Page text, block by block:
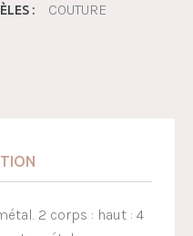
: COUTURE
2 corps : haut : 4